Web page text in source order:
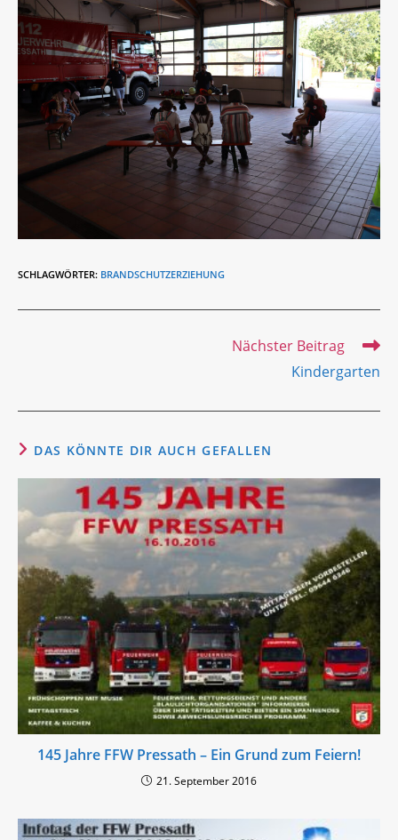
SCHLAGWÖRTER: BRANDSCHUTZERZIEHUNG
Nächster Beitrag
Kindergarten
DAS KÖNNTE DIR AUCH GEFALLEN
145 Jahre FFW Pressath – Ein Grund zum Feiern!
21. September 2016